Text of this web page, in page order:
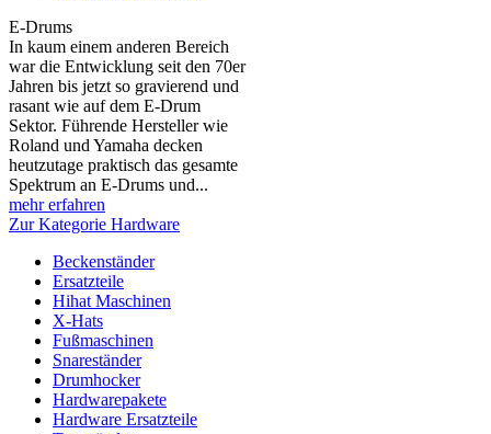
E-Drums
In kaum einem anderen Bereich
war die Entwicklung seit den 70er
Jahren bis jetzt so gravierend und
rasant wie auf dem E-Drum
Sektor. Führende Hersteller wie
Roland und Yamaha decken
heutzutage praktisch das gesamte
Spektrum an E-Drums und...
mehr erfahren
Zur Kategorie Hardware
Beckenständer
Ersatzteile
Hihat Maschinen
X-Hats
Fußmaschinen
Snareständer
Drumhocker
Hardwarepakete
Hardware Ersatzteile